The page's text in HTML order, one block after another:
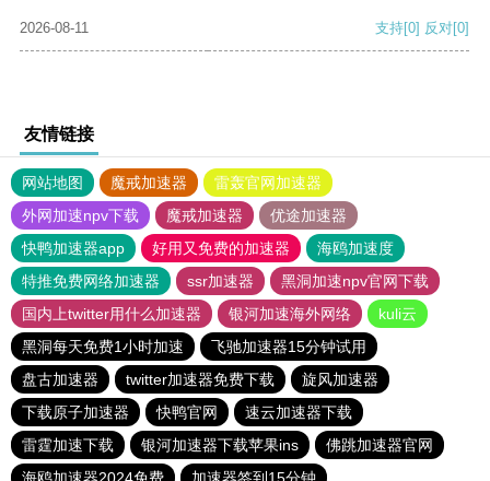
2026-08-11 支持[0] 反对[0]
友情链接
网站地图 魔戒加速器
雷轰官网加速器
外网加速npv下载
魔戒加速器
优途加速器
快鸭加速器app
好用又免费的加速器
海鸥加速度
特推免费网络加速器
ssr加速器
黑洞加速npv官网下载
国内上twitter用什么加速器
银河加速海外网络
kuli云
黑洞每天免费1小时加速
飞驰加速器15分钟试用
盘古加速器
twitter加速器免费下载
旋风加速器
下载原子加速器
快鸭官网
速云加速器下载
雷霆加速下载
银河加速器下载苹果ins
佛跳加速器官网